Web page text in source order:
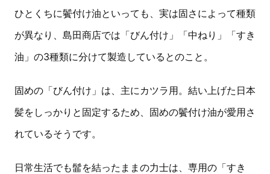
ひとくちに鬢付け油といっても、実は固さによって種類
が異なり、島田商店では「びん付け」「中ねり」「すき
油」の3種類に分けて製造しているとのこと。
固めの「びん付け」は、主にカツラ用。結い上げた日本
髪をしっかりと固定するため、固めの鬢付け油が愛用さ
れているそうです。
日常生活でも髷を結ったままの力士は、専用の「すき